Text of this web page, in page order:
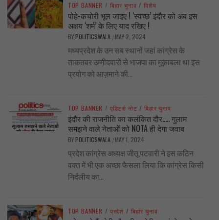
TOP BANNER / बिहार चुनाव / विशेष
पोहे-कचोरी भूल जाइए ! ‘स्वच्छ’ इंदौर को अब इस
अक्षय ‘शर्म’ के लिए याद रखिए !
BY POLITICSWALA / MAY 2, 2024
मध्यप्रदेश के उन सब स्थानों जहां कांग्रेस के
ताकतवर उम्मीदवारों से भाजपा का मुक़ाबला था इस
प्रयोग को आज़माने की...
TOP BANNER / एडिटर्स नोट / बिहार चुनाव
इंदौर की राजनीति का कलंकित दौर….. गुलाम
समझने वाले नेताओं को NOTA ही देगा जवाब
BY POLITICSWALA / MAY 1, 2024
प्रदेश कांग्रेस अध्यक्ष जीतू पटवारी ने इस कठिन
वक्त में भी एक अच्छा फैसला लिया कि कांग्रेस किसी
निर्दलीय का...
TOP BANNER / प्रदेश / बिहार चुनाव